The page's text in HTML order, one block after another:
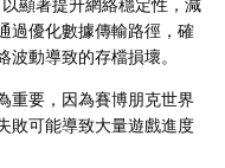
過優化數據傳輸路徑，確
動導致的存檔損壞。
重要，因為賽博朋克世界
敗可能導致大量遊戲進度